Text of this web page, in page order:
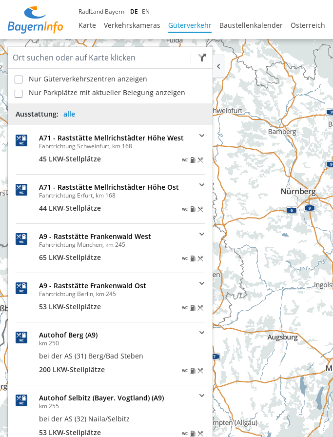
Karte Verkehrskameras Güterverkehr Baustellenkalender Österreich
RadlLand Bayern DE EN
Nur Güterverkehrszentren anzeigen
Nur Parkplätze mit aktueller Belegung anzeigen
Ausstattung: alle
A71 - Raststätte Mellrichstädter Höhe West
Fahrtrichtung Schweinfurt, km 168
45 LKW-Stellplätze
A71 - Raststätte Mellrichstädter Höhe Ost
Fahrtrichtung Erfurt, km 168
44 LKW-Stellplätze
A9 - Raststätte Frankenwald West
Fahrtrichtung München, km 245
65 LKW-Stellplätze
A9 - Raststätte Frankenwald Ost
Fahrtrichtung Berlin, km 245
53 LKW-Stellplätze
Autohof Berg (A9)
km 250
bei der AS (31) Berg/Bad Steben
200 LKW-Stellplätze
Autohof Selbitz (Bayer. Vogtland) (A9)
km 255
bei der AS (32) Naila/Selbitz
53 LKW-Stellplätze